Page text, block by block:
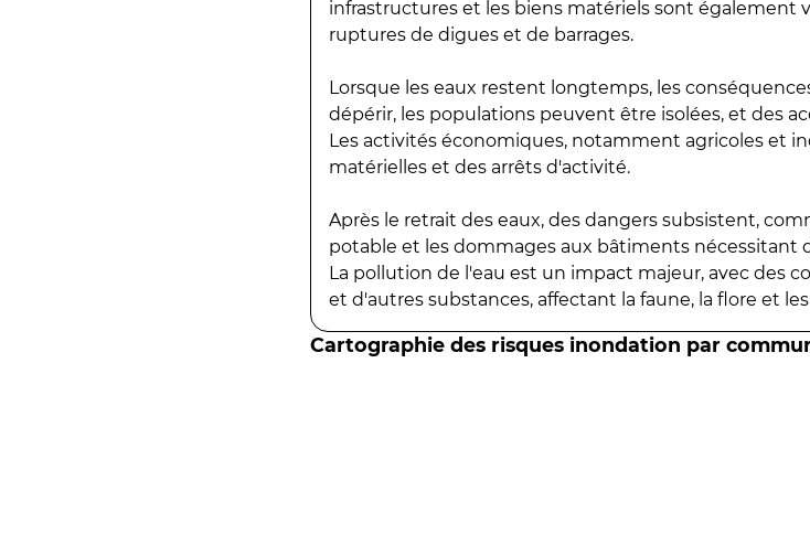
infrastructures et les biens matériels sont également
ruptures de digues et de barrages.
Lorsque les eaux restent longtemps, les
dépérir, les populations peuvent être isolées, et des
Les activités économiques, notamment agricoles et
matérielles et des arrêts d'activité.
Après le retrait des eaux, des dangers subsistent,
potable et les dommages aux bâtiments nécessitant
La pollution de l'eau est un impact majeur, avec des
et d'autres substances, affectant la faune, la flore et
Cartographie des risques inondation par